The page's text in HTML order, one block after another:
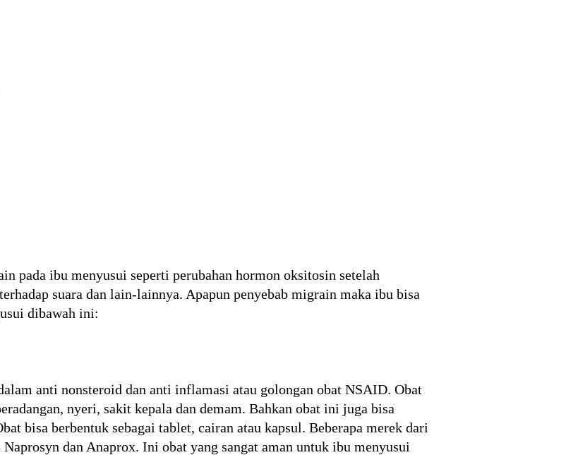
pada ibu menyusui seperti perubahan hormon oksitosin setelah
suara dan lain-lainnya. Apapun penyebab migrain maka ibu bisa
dibawah ini:
anti nonsteroid dan anti inflamasi atau golongan obat NSAID. Obat
nyeri, sakit kepala dan demam. Bahkan obat ini juga bisa
bisa berbentuk sebagai tablet, cairan atau kapsul. Beberapa merek dari
dan Anaprox. Ini obat yang sangat aman untuk ibu menyusui